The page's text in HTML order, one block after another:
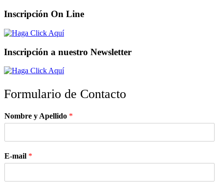
Inscripción On Line
Inscripción a nuestro Newsletter
Formulario de Contacto
Nombre y Apellido *
E-mail *